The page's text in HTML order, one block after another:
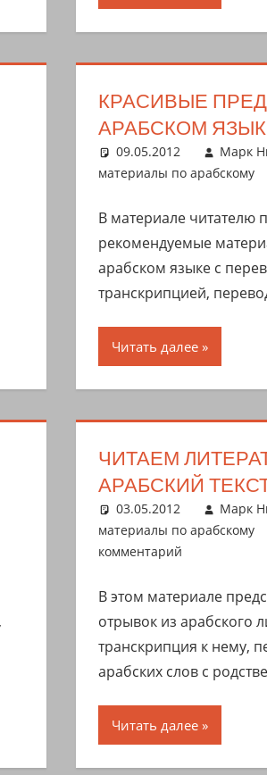
КРАСИВЫЕ
АРАБСКОМ
09.05.2012 Марк
материалы по арабскому
В материале читателю
рекомендуемые
арабском языке с
транскрипцией,
Читать далее
ЧИТАЕМ
АРАБСКИЙ
03.05.2012 Марк
материалы по арабскому
комментарий
В этом материале
отрывок из арабского
транскрипция к нему,
арабских слов с
Читать далее